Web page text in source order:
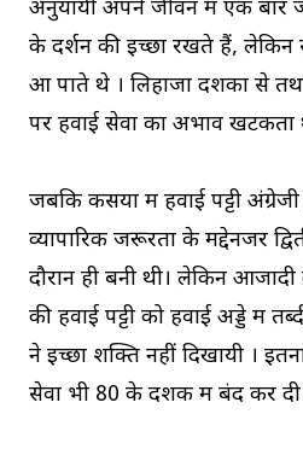
अनुयायी अपने जीवन में एक
के दर्शन की इच्छा रखते हैं, लेकिन
आ पाते थे । लिहाजा दशकों से
पर हवाई सेवा का अभाव खटकता
जबकि कसया में हवाई पट्टी
व्यापारिक जरूरतों के मद्देनजर
दौरान ही बनी थी। लेकिन
की हवाई पट्टी को हवाई अड्डे में
ने इच्छा शक्ति नहीं दिखायी ।
सेवा भी 80 के दशक में बंद कर दी